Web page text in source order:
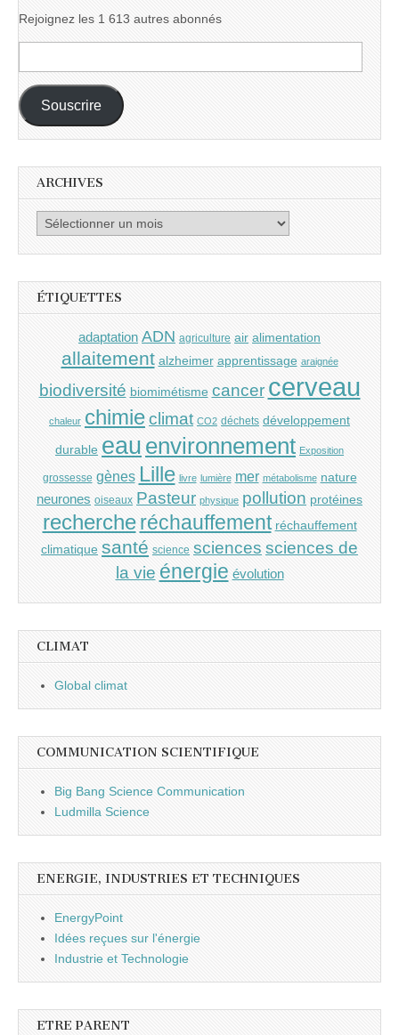
Rejoignez les 1 613 autres abonnés
e-
mail :
Souscrire
ARCHIVES
Archives
ÉTIQUETTES
adaptation ADN agriculture air alimentation
allaitement alzheimer apprentissage araignée
biodiversité biomimétisme cancer cerveau
chaleur chimieclimat CO2 déchets développement
durable eau environnement Exposition
grossesse gènes Lille livre lumière mer métabolisme nature
neurones oiseaux Pasteur physique pollution protéines
recherche réchauffement réchauffement
climatique santé science sciences sciences de
la vie énergie évolution
CLIMAT
Global climat
COMMUNICATION SCIENTIFIQUE
Big Bang Science Communication
Ludmilla Science
ENERGIE, INDUSTRIES ET TECHNIQUES
EnergyPoint
Idées reçues sur l'énergie
Industrie et Technologie
ETRE PARENT